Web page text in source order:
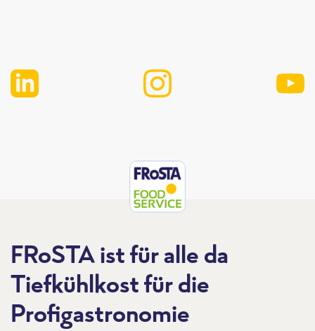
FRoSTA ist für alle da
Tiefkühlkost für die
Profigastronomie